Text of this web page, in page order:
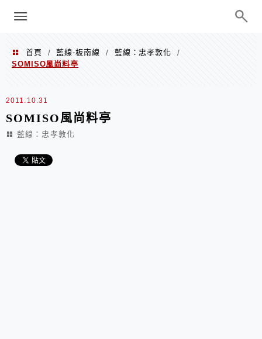
巧、世界走透透
menu
首頁 / 藍線-板南線 / 藍線：忠孝敦化
/
SOMISO風尚料亭
2011.10.31
SOMISO風尚料亭
藍線：忠孝敦化